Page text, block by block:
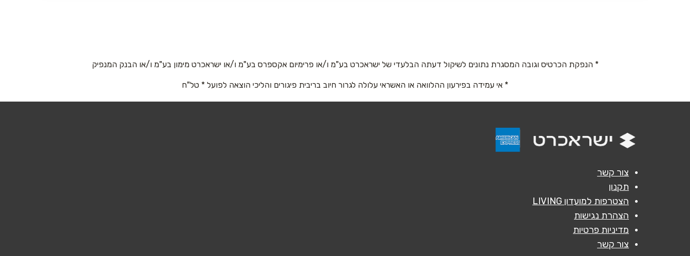
אימייל
הודעה*
* הנפקת הכרטיס וגובה המסגרת נתונים לשיקול דעתה הבלעדי של ישראכרט בע"מ ו/או פרימיום אקספרס בע"מ ו/או ישראכרט מימון בע"מ ו/או הבנק המנפיק
* אי עמידה בפירעון ההלוואה או האשראי עלולה לגרור חיוב בריבית פיגורים והליכי הוצאה לפועל * טל"ח
צור קשר
תקנון
הצטרפות למועדון LIVING
הצהרת נגישות
מדיניות פרטיות
צור קשר